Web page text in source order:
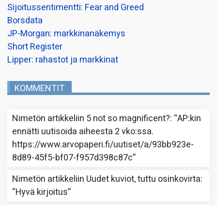
Sijoitussentimentti: Fear and Greed
Borsdata
JP-Morgan: markkinanäkemys
Short Register
Lipper: rahastot ja markkinat
KOMMENTIT
Nimetön artikkeliin 5 not so magnificent?: “AP:kin
ennätti uutisoida aiheesta 2 vko:ssa.
https://www.arvopaperi.fi/uutiset/a/93bb923e-
8d89-45f5-bf07-f957d398c87c”
Nimetön artikkeliin Uudet kuviot, tuttu osinkovirta:
“Hyvä kirjoitus”